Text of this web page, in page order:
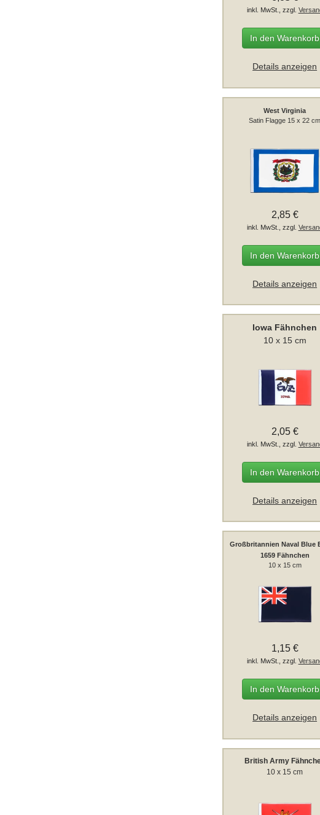
inkl. MwSt., zzgl.
In den Warenkorb
Details anzeigen
West Virginia
Satin Flagge 15 x 22 cm
2,85 €
inkl. MwSt., zzgl.
In den Warenkorb
Details anzeigen
Iowa Fähnchen
10 x 15 cm
2,05 €
inkl. MwSt., zzgl.
In den Warenkorb
Details anzeigen
Großbritannien Naval Blue
1659 Fähnchen
10 x 15 cm
1,15 €
inkl. MwSt., zzgl.
In den Warenkorb
Details anzeigen
British Army
10 x 15 cm